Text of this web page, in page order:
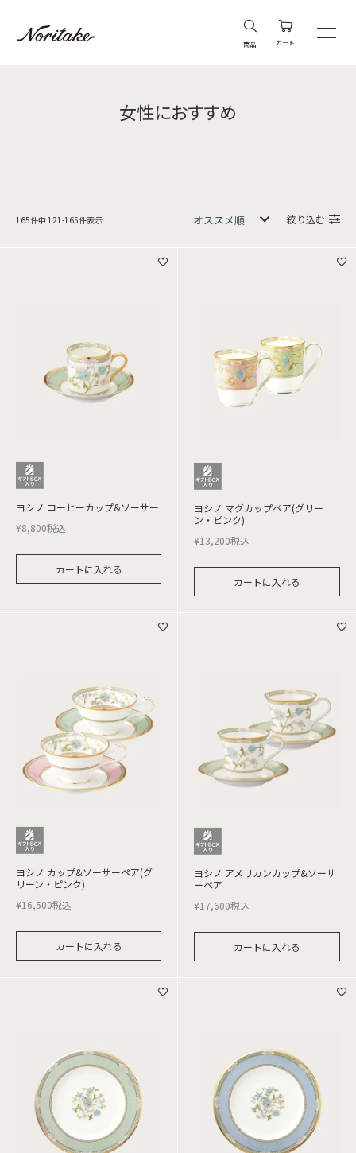
商品 カート
女性におすすめ
165件中 121 -165件表示 絞り込む
ヨシノ コーヒーカップ&ソーサー
¥8,800税込
カートに入れる
ヨシノ マグカップペア(グリー
ン・ピンク)
¥13,200税込
カートに入れる
ヨシノ カップ&ソーサーペア(グ
リーン・ピンク)
¥16,500税込
カートに入れる
ヨシノ アメリカンカップ&ソーサ
ーペア
¥17,600税込
カートに入れる